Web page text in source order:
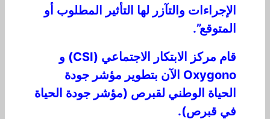
الإجراءات والتآزر لها التأثير المطلوب أو
المتوقع”.
قام مركز الابتكار الاجتماعي (CSI) و
Oxygono الآن بتطوير مؤشر جودة
الحياة الوطني لقبرص (مؤشر جودة الحياة
في قبرص).